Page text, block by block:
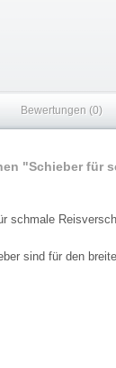
Bewertungen (0)
"Schieber für
schmale
sind für den